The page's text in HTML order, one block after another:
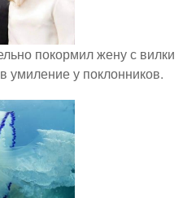
покормил жену с вилки
умиление у поклонников.